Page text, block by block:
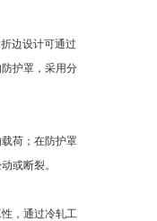
边设计可通过
护罩，采用分
荷；在防护罩
或断裂。
，通过冷轧工